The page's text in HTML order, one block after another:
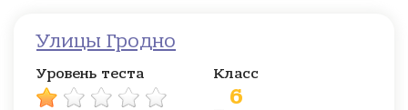
Улицы Гродно
Уровень теста Класс
6